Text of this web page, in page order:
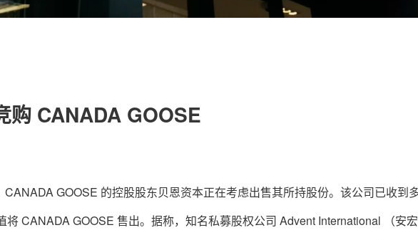
购 CANADA GOOSE
GOOSE 的控股股东贝恩资本正在考虑出售其所持股份。该公司已收到
将 CANADA GOOSE 售出。据称，知名私募股权公司 Advent International （安